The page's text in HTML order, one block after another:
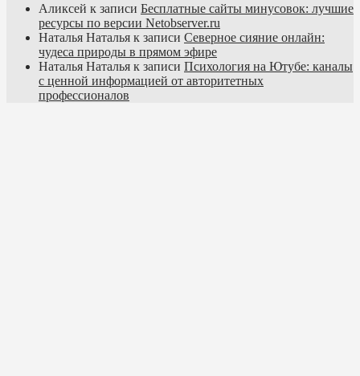
Аликсей к записи Бесплатные сайты минусовок: лучшие
ресурсы по версии Netobserver.ru
Наталья Наталья к записи Северное сияние онлайн:
чудеса природы в прямом эфире
Наталья Наталья к записи Психология на Ютубе: каналы
с ценной информацией от авторитетных
профессионалов